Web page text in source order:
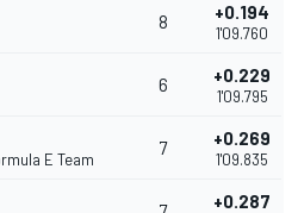
8 +0.194
1'09.760
6 +0.229
1'09.795
E Team
7 +0.269
1'09.835
+0.287